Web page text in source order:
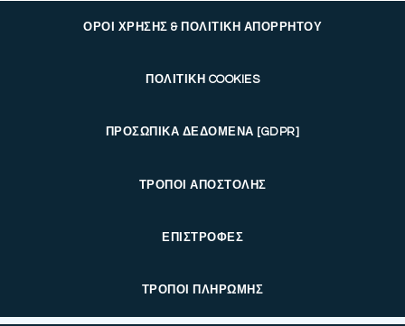
ΟΡΟΙ ΧΡΗΣΗΣ & ΠΟΛΙΤΙΚΗ ΑΠΟΡΡΗΤΟΥ
ΠΟΛΙΤΙΚΗ COOKIES
ΠΡΟΣΩΠΙΚΑ ΔΕΔΟΜΕΝΑ [GDPR]
ΤΡΟΠΟΙ ΑΠΟΣΤΟΛΗΣ
ΕΠΙΣΤΡΟΦΕΣ
ΤΡΟΠΟΙ ΠΛΗΡΩΜΗΣ